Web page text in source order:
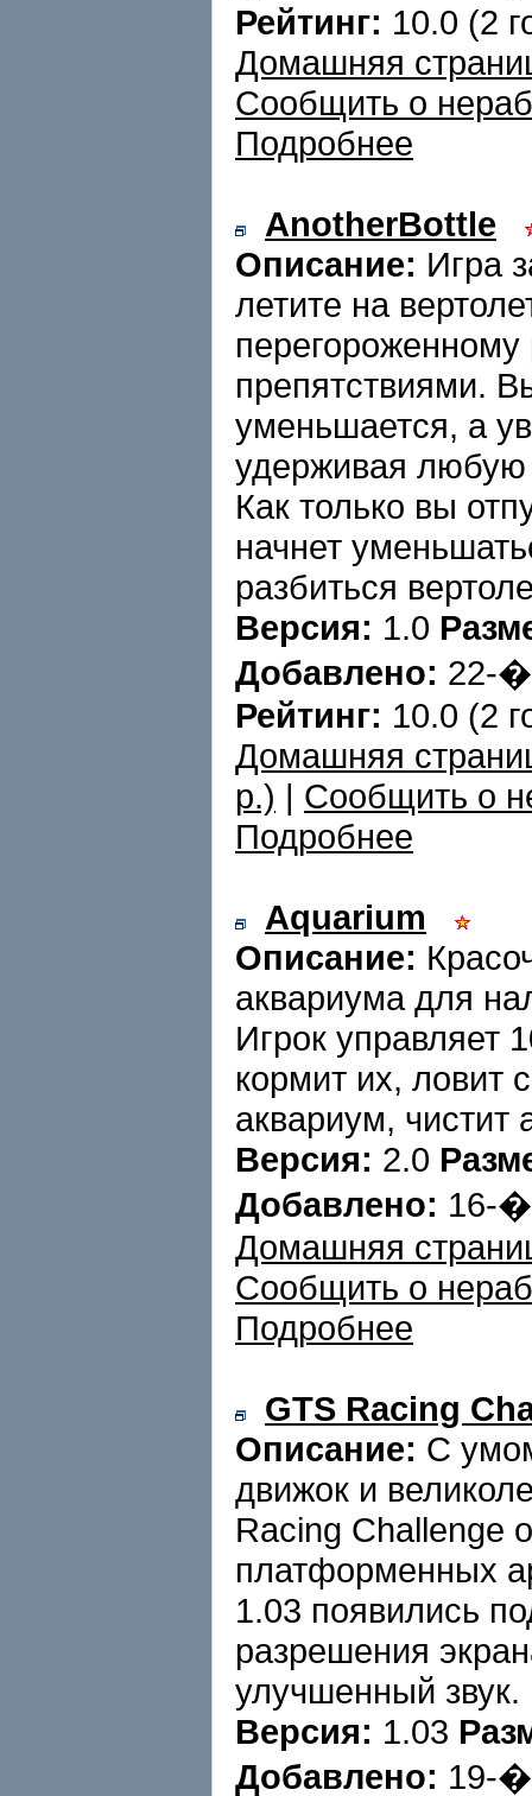
Рейтинг: 10.0 (2
Домашняя
Сообщить о
Подробнее
AnotherBottle
Описание: Игра
летите на
препятствиями.
уменьшается, а
удерживая любую
Как только вы
начнет
разбиться
Версия: 1.0
Добавлено: 22-
Рейтинг: 10.0 (2
Домашняя
p.) | Сообщить о
Подробнее
Aquarium
Описание:
аквариума для
Игрок управляет
кормит их, ловит
аквариум, чистит
Версия: 2.0
Добавлено: 16-
Домашняя
Сообщить о
Подробнее
GTS Racing
Описание: С
движок и
Racing Challenge
платформенных
1.03 появились
разрешения
улучшенный звук.
Версия: 1.03
Добавлено: 19-